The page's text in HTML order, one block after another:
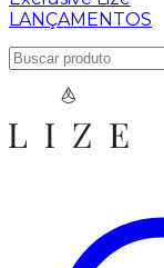
LANÇAMENTOS